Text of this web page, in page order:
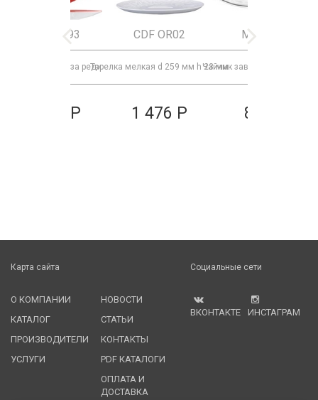
9023 C093
Тарелка «Фиренза ред»
1 010 Р
CDF OR02
Тарелка мелкая d 259 мм h 23 мм
1 476 Р
MK15165
Чайник заварочный с
879 Р
Карта сайта
О КОМПАНИИ
КАТАЛОГ
ПРОИЗВОДИТЕЛИ
УСЛУГИ
НОВОСТИ
СТАТЬИ
КОНТАКТЫ
PDF КАТАЛОГИ
ОПЛАТА И
ДОСТАВКА
Социальные сети
ВКОНТАКТЕ ИНСТАГРАМ